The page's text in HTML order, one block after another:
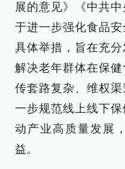
展的意见》《中共
于进一步强化食品
具体举措，旨在充
解决老年群体在保
传套路复杂、维权
一步规范线上线下
动产业高质量发展
益。